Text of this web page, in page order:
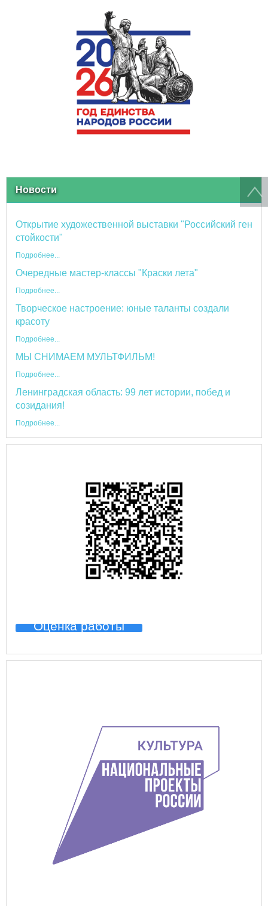
Новости
Открытие художественной выставки "Российский ген
стойкости"
Подробнее...
Очередные мастер-классы "Краски лета"
Подробнее...
Творческое настроение: юные таланты создали
красоту
Подробнее...
МЫ СНИМАЕМ МУЛЬТФИЛЬМ!
Подробнее...
Ленинградская область: 99 лет истории, побед и
созидания!
Подробнее...
Оценка работы